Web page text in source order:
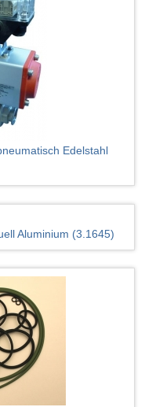
Edelstahl
Aluminium (3.1645)